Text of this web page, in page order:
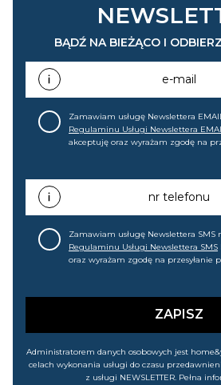
BĄDŹ NA BIEŻĄCO I
e-mail
Zamawiam usługę Newslettera
Regulaminu Usługi Newslettera
akceptuję oraz wyrażam zgodę na
promocjach, wyprzedażach). Wiem,
każdej chwili cofnąć.nr telefonu
Zamawiam usługę Newslettera SMS
Regulaminu Usługi Newslettera SMS
oraz wyrażam zgodę na przesyłanie
wyprzedażach). Wiem, że mogę tę
ZAPISZ
Administratorem danych osobowych jest
celach wykonania usługi do czasu
z usługi NEWSLETTER. Pełna